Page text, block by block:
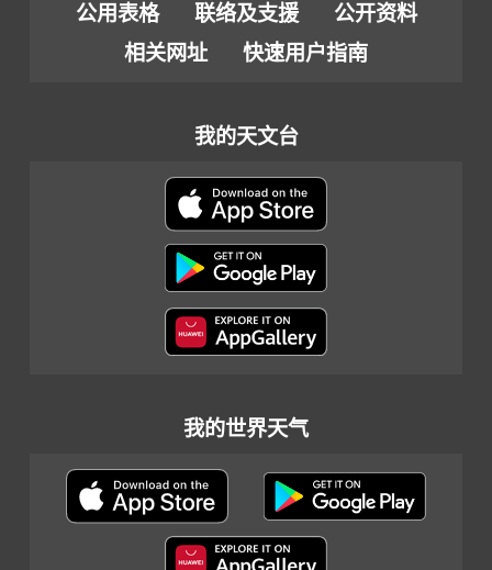
公用表格 联络及支援
公开资料
相关网址
快速用户指南
我的天文台
我的世界天气